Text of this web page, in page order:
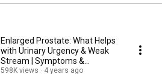
Enlarged Prostate: What Helps
with Urinary Urgency & Weak
Stream | Symptoms &
Treatment
598K views 4 years ago